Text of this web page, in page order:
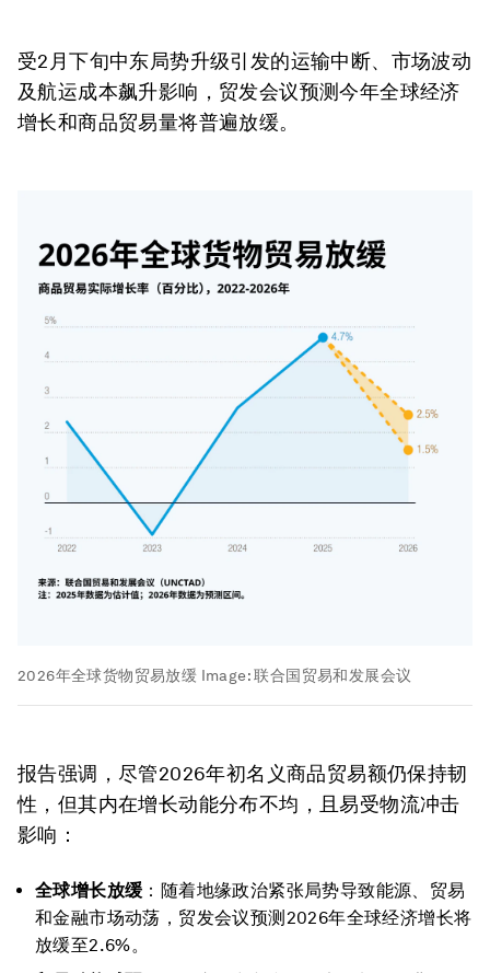
受2月下旬中东局势升级引发的运输中断、市场波动
及航运成本飙升影响，贸发会议预测今年全球经济
增长和商品贸易量将普遍放缓。
2026年全球货物贸易放缓 Image:联合国贸易和发展会议
报告强调，尽管2026年初名义商品贸易额仍保持韧
性，但其内在增长动能分布不均，且易受物流冲击
影响：
全球增长放缓 ：随着地缘政治紧张局势导致能源、贸易
和金融市场动荡，贸发会议预测2026年全球经济增长将
放缓至2.6%。